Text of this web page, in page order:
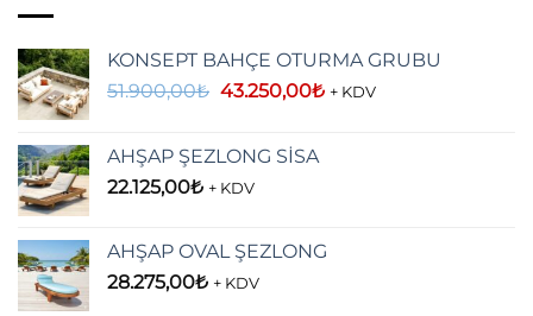
KONSEPT BAHÇE OTURMA GRUBU
51.900,00₺ Orijinal
43.250,00₺Şu
+ KDV
AHŞAP ŞEZLONG SİSA
22.125,00₺ + KDV
AHŞAP OVAL ŞEZLONG
28.275,00₺ + KDV